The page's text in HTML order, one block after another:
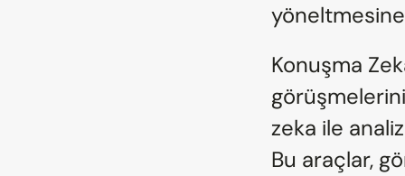
Konuşma
zeka ile
Bu araçlar,